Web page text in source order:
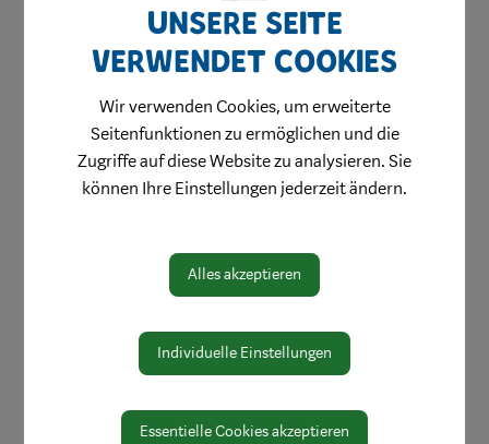
Online Formulare
MitarbeiterInnen
Leitbild
Bereiche
Öffnungszeiten
Protokolle & Publikationen
Amtssignatur
Zahlen und Daten
EU-Whistleblowerrichtlinie
Unsere Seite
verwendet Cookies
Wir verwenden Cookies, um erweiterte
Seitenfunktionen zu ermöglichen und die
Zugriffe auf diese Website zu analysieren. Sie
können Ihre Einstellungen jederzeit ändern.
Alles akzeptieren
Individuelle Einstellungen
Essentielle Cookies akzeptieren